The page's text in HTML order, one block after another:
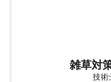
雑草対
技術